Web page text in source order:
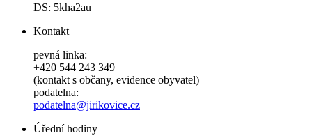
DS: 5kha2au
Kontakt
pevná linka:
+420 544 243 349
(kontakt s občany, evidence obyvatel)
podatelna:
podatelna@jirikovice.cz
Úřední hodiny